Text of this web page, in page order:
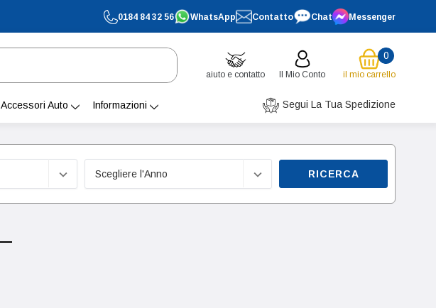
0184 84 32 56 WhatsApp Contatto Chat Messenger
aiuto e contatto Il Mio Conto
0
il mio carrello
Accessori Auto Informazioni Segui La Tua Spedizione
RICERCA